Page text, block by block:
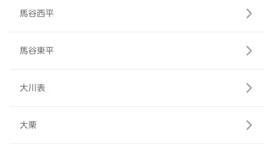
馬谷西平
馬谷東平
大川表
大栗